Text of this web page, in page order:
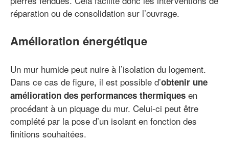
réparation ou de consolidation sur l’ouvrage.
Amélioration énergétique
Un mur humide peut nuire à l’isolation du logement.
Dans ce cas de figure, il est possible d’obtenir une
amélioration des performances thermiques en
procédant à un piquage du mur. Celui-ci peut être
complété par la pose d’un isolant en fonction des
finitions souhaitées.